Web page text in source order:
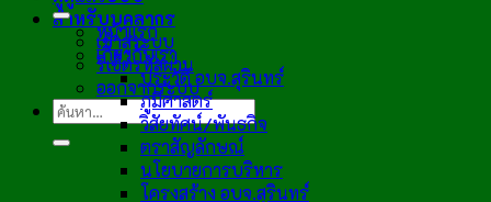
สำหรับบุคลากร
เข้าสู่ระบบ
รีเซ็ตรหัสผ่าน
ออกจากระบบ
หน้าแรก
เกี่ยวกับเรา
ประวัติ อบจ.สุรินทร์
ภูมิศาสตร์
วิสัยทัศน์/พันธกิจ
ตราสัญลักษณ์
นโยบายการบริหาร
โครงสร้าง อบจ.สุรินทร์